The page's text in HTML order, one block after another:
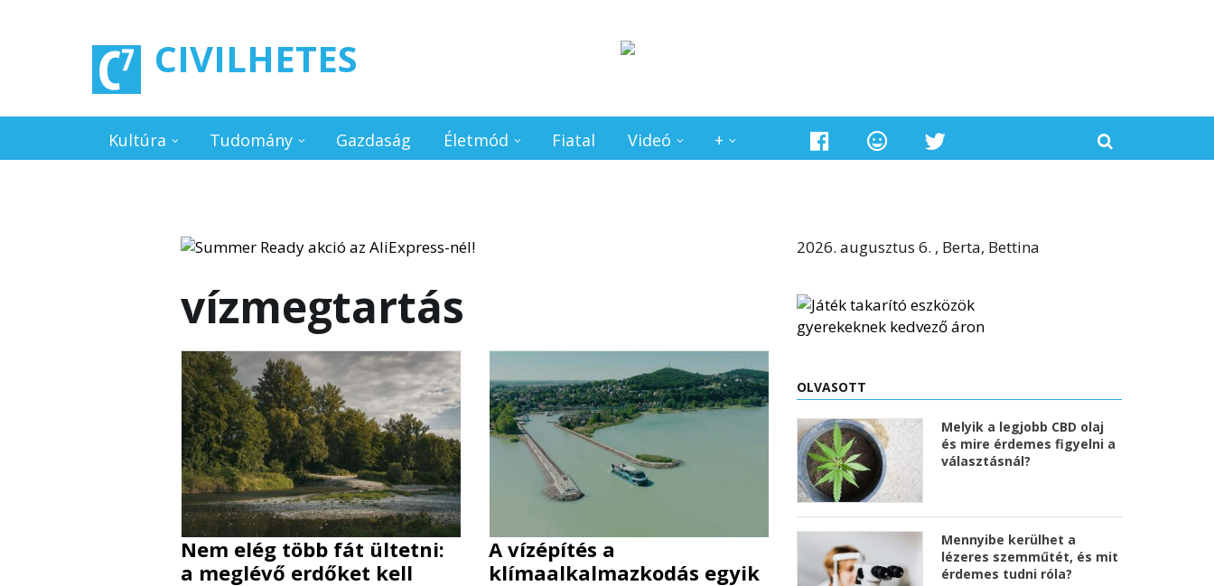
CIVILHETES
Kultúra Tudomány Gazdaság Életmód Fiatal Videó +
vízmegtartás
Nem elég több fát ültetni:
a meglévő erdőket kell
A vízépítés a
klímaalkalmazkodás egyik
2026. augusztus 6. , Berta, Bettina
OLVASOTT
Melyik a legjobb CBD olaj
és mire érdemes figyelni a
választásnál?
Mennyibe kerülhet a
lézeres szemműtét, és mit
érdemes tudni róla?